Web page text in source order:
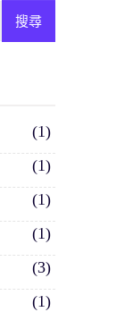
(1)
(1)
(1)
(1)
(3)
(1)